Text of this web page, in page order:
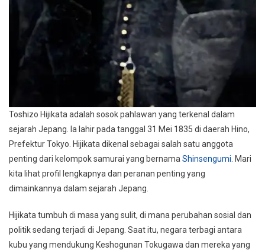
Toshizo Hijikata adalah sosok pahlawan yang terkenal dalam
sejarah Jepang. Ia lahir pada tanggal 31 Mei 1835 di daerah Hino,
Prefektur Tokyo. Hijikata dikenal sebagai salah satu anggota
penting dari kelompok samurai yang bernama Shinsengumi . Mari
kita lihat profil lengkapnya dan peranan penting yang
dimainkannya dalam sejarah Jepang.
Hijikata tumbuh di masa yang sulit, di mana perubahan sosial dan
politik sedang terjadi di Jepang. Saat itu, negara terbagi antara
kubu yang mendukung Keshogunan Tokugawa dan mereka yang